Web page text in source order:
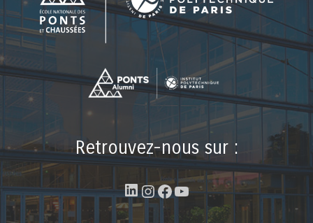
Retrouvez-nous sur :
LinkedIn
Instagram
Facebook
YouTube